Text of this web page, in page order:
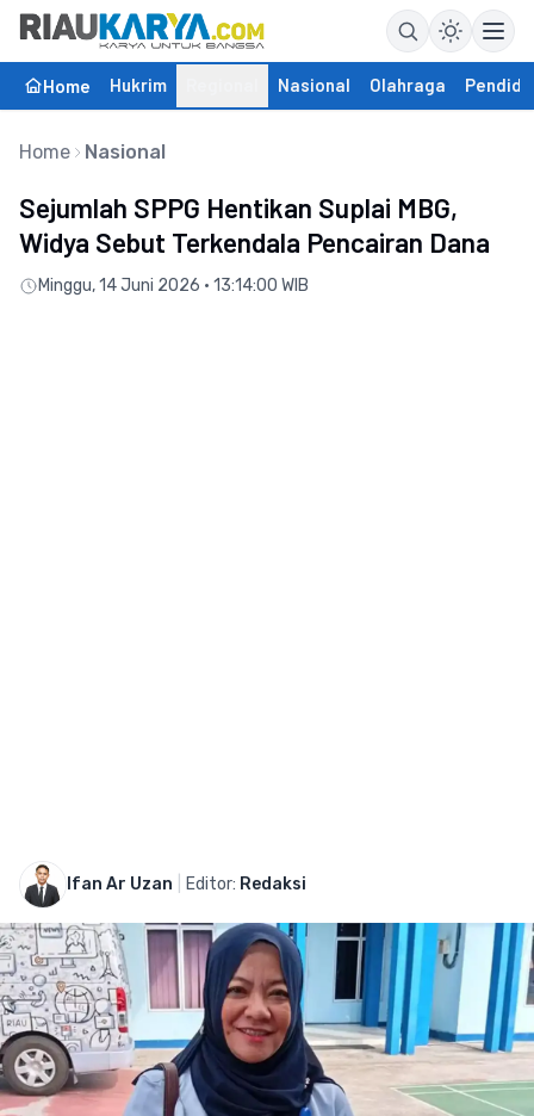
Home Hukrim Nasional Olahraga
Home Nasional
Sejumlah SPPG Hentikan Suplai MBG,
Widya Sebut Terkendala Pencairan Dana
Minggu, 14 Juni 2026 • 13:14:00 WIB
Ifan Ar Uzan Editor: Redaksi